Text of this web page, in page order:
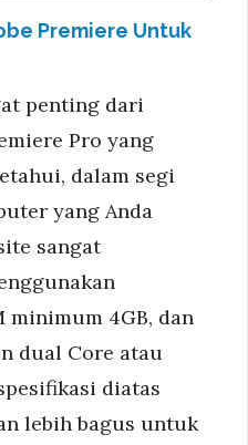
Premiere Untuk
penting dari
Pro yang
dalam segi
yang Anda
sangat
minimum 4GB, dan
dual Core atau
diatas
lebih bagus untuk